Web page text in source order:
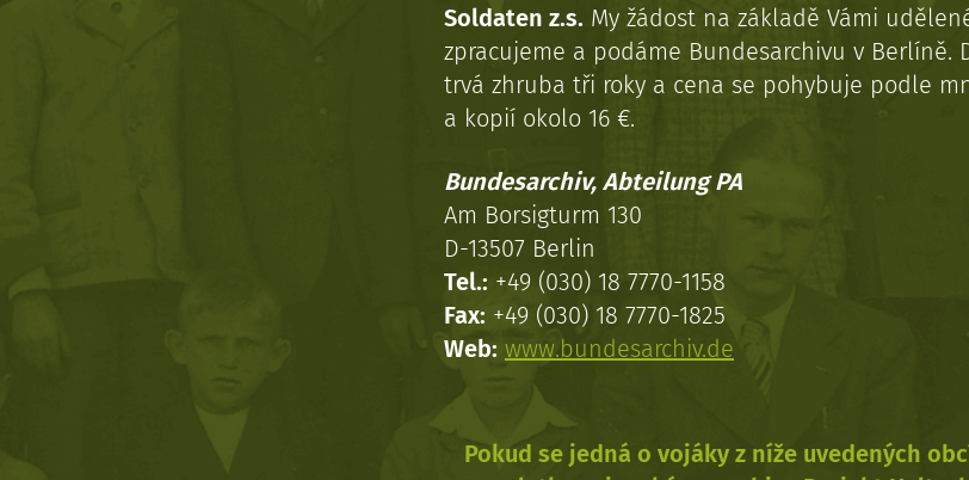
Soldaten z.s. My žádost na základě Vámi
zpracujeme a podáme Bundesarchivu v Berlíně.
trvá zhruba tři roky a cena se pohybuje podle
a kopií okolo 16 €.
Bundesarchiv, Abteilung PA
Am Borsigturm 130
D-13507 Berlin
Tel.: +49 (030) 18 7770-1158
Fax: +49 (030) 18 7770-1825
Web: www.bundesarchiv.de
Pokud se jedná o vojáky z níže uvedených